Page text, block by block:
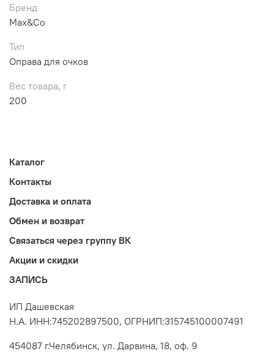
Бренд
Max&Co
Тип
Оправа для очков
Вес товара, г
200
Каталог
Контакты
Доставка и оплата
Обмен и возврат
Связаться через группу ВК
Акции и скидки
ЗАПИСЬ
ИП Дашевская
Н.А. ИНН:745202897500, ОГРНИП:315745100007491
454087 г.Челябинск, ул. Дарвина, 18, оф. 9